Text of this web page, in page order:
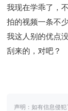
我现在学乖了，
拍的视频一条不
我这人别的优点
刮来的，对吧？
声明：如有信息侵犯